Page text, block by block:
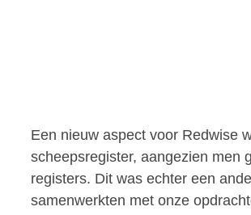
Een nieuw aspect voor Redwise
scheepsregister, aangezien men
registers. Dit was echter een
samenwerkten met onze